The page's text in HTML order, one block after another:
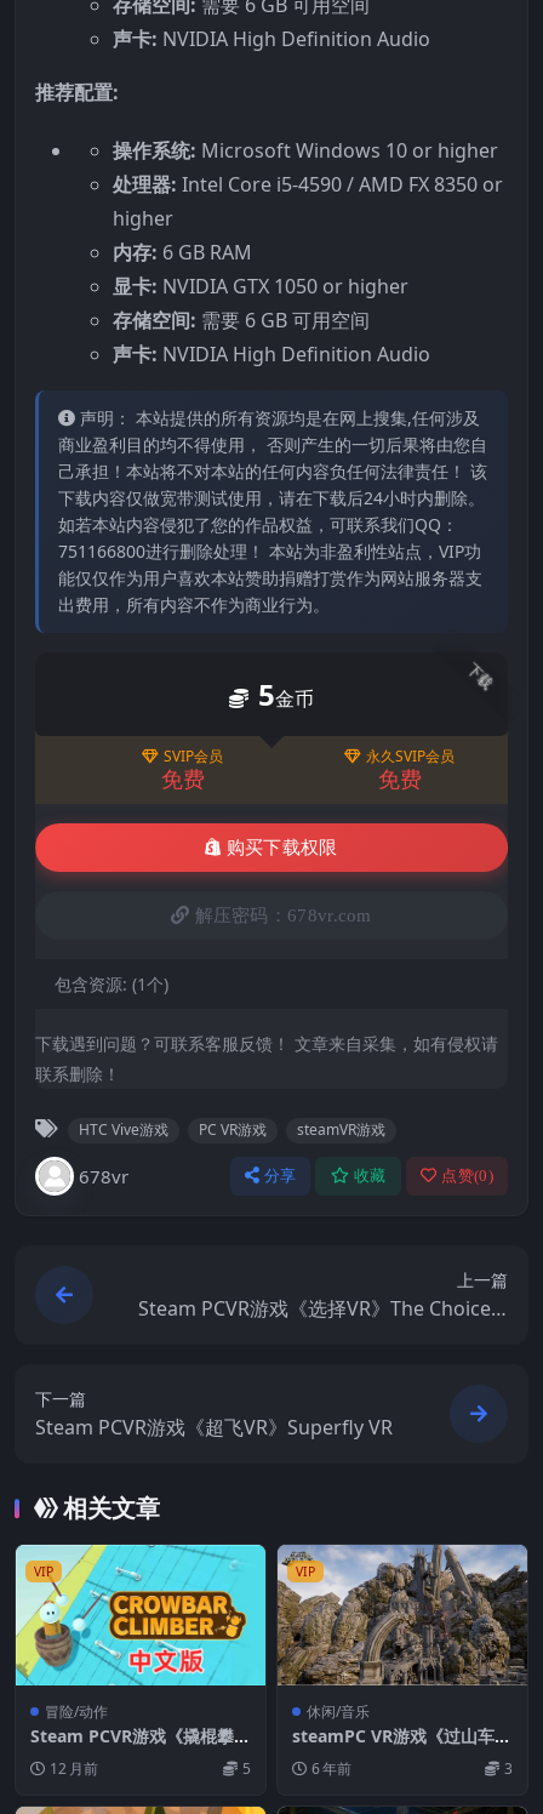
声卡: NVIDIA High Definition Audio
推荐配置:
操作系统: Microsoft Windows 10 or higher
处理器: Intel Core i5-4590 / AMD FX 8350 or
higher
内存: 6 GB RAM
显卡: NVIDIA GTX 1050 or higher
存储空间: 需要 6 GB 可用空间
声卡: NVIDIA High Definition Audio
声明： 本站提供的所有资源均是在网上搜集,任何涉及
商业盈利目的均不得使用， 否则产生的一切后果将由您自
己承担！本站将不对本站的任何内容负任何法律责任！ 该
下载内容仅做宽带测试使用，请在下载后24小时内删除。
如若本站内容侵犯了您的作品权益，可联系我们QQ：
751166800进行删除处理！ 本站为非盈利性站点，VIP功
能仅仅作为用户喜欢本站赞助捐赠打赏作为网站服务器支
出费用，所有内容不作为商业行为。
下载
5金币
SVIP会员
免费
永久SVIP会员
免费
购买下载权限
解压密码：678vr.com
包含资源: (1个)
下载遇到问题？可联系客服反馈！ 文章来自采集，如有侵权请
联系删除！
HTC Vive游戏 PC VR游戏 steamVR游戏
678vr 分享 收藏 点赞(0)
上一篇
Steam PCVR游戏《选择VR》The Choice V
下一篇
Steam PCVR游戏《超飞VR》Superfly VR
相关文章
VIP
冒险/动作
Steam PCVR游戏《撬棍攀爬
VR》Crowbar Climber VR
12 月前 5
VIP
休闲/音乐
steamPC VR游戏《过山车体
验VR》(Rollercoaster Xperi
ence)VR游戏下载
6 年前 3